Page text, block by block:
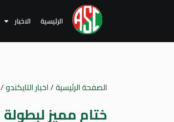
الرئيسية الاخبار
الصفحة الرئيسية/اخبار التايكندو/
ختام مميز لبطولة